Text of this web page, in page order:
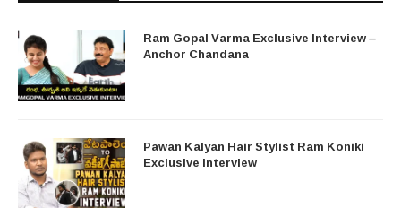
Ram Gopal Varma Exclusive Interview –
Anchor Chandana
Pawan Kalyan Hair Stylist Ram Koniki
Exclusive Interview